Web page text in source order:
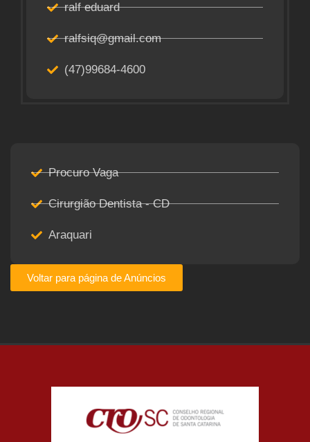
ralf eduard
ralfsiq@gmail.com
(47)99684-4600
Procuro Vaga
Cirurgião Dentista - CD
Araquari
Voltar para página de Anúncios